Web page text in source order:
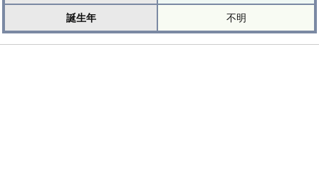
誕生年 不明